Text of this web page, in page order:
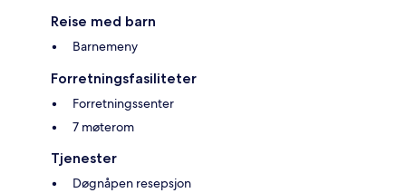
Reise med barn
Barnemeny
Forretningsfasiliteter
Forretningssenter
7 møterom
Tjenester
Døgnåpen resepsjon